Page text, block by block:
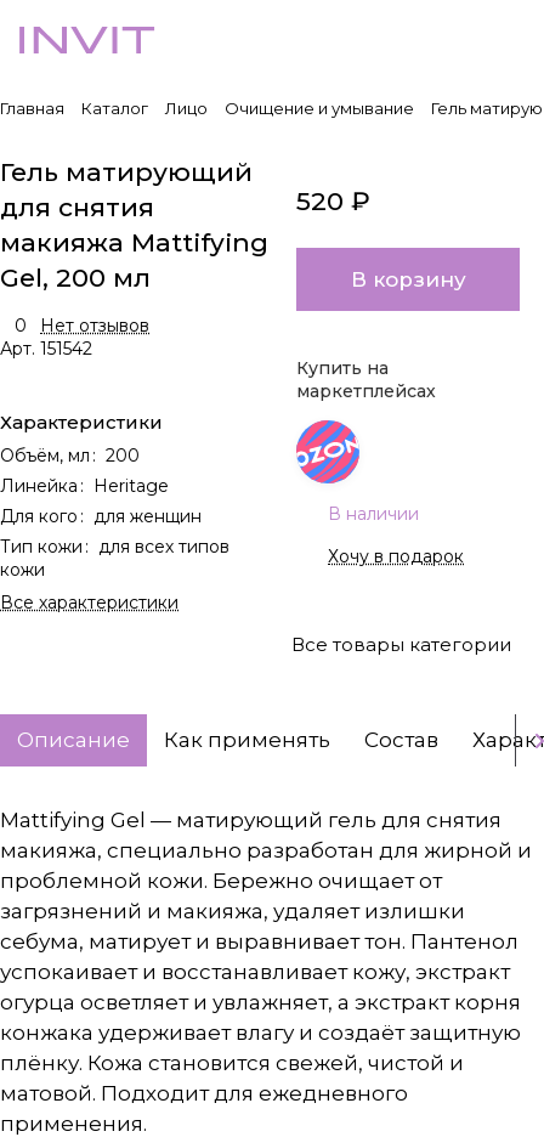
Главная Каталог Лицо Очищение и умывание Гель
Гель матирующий
для снятия
макияжа Mattifying
Gel, 200 мл
0
Нет отзывов
Арт. 151542
Характеристики
Объём, мл: 200
Линейка: Heritage
Для кого: для женщин
Тип кожи: для всех типов
кожи
Все характеристики
520 ₽
В корзину
Купить на
маркетплейсах
В наличии
Хочу в подарок
Все товары категории
Описание Как применять Состав
Mattifying Gel — матирующий гель для снятия
макияжа, специально разработан для жирной и
проблемной кожи. Бережно очищает от
загрязнений и макияжа, удаляет излишки
себума, матирует и выравнивает тон. Пантенол
успокаивает и восстанавливает кожу, экстракт
огурца осветляет и увлажняет, а экстракт корня
конжака удерживает влагу и создаёт защитную
плёнку. Кожа становится свежей, чистой и
матовой. Подходит для ежедневного
применения.